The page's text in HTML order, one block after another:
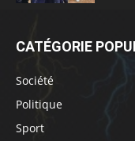
CATÉGORIE
Société
Politique
Sport